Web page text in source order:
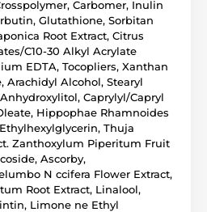
Carbomer, Inulin
Glutathione, Sorbitan
Root Extract, Citrus
C10-30 Alkyl Acrylate
EDTA, Tocopliers, Xanthan
Arachidyl Alcohol, Stearyl
Caprylyl/Capryl
Hippophae Rhamnoides
Thuja
Zanthoxylum Piperitum Fruit
Ascorby,
N ccifera Flower Extract,
Root Extract, Linalool,
Limone ne Ethyl